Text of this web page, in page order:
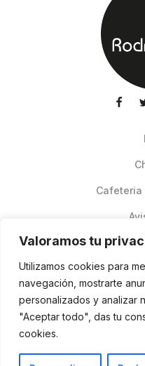
Valoramos tu
Utilizamos cookies para
navegación, mostrarte
personalizados y analizar
"Aceptar todo", das tu
cookies.
Cafeteria